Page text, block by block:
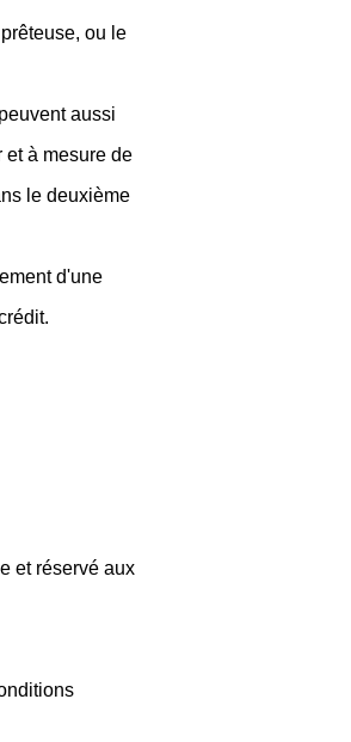
ou le
aussi
et à mesure de
le deuxième
d'une
et réservé aux